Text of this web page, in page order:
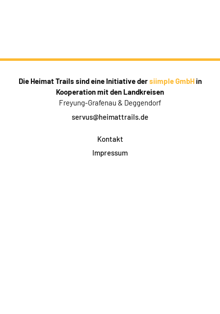
Die Heimat Trails sind eine Initiative dersiimple GmbHin
Kooperation mit den Landkreisen
Freyung-Grafenau & Deggendorf
servus@heimattrails.de
Kontakt
Impressum